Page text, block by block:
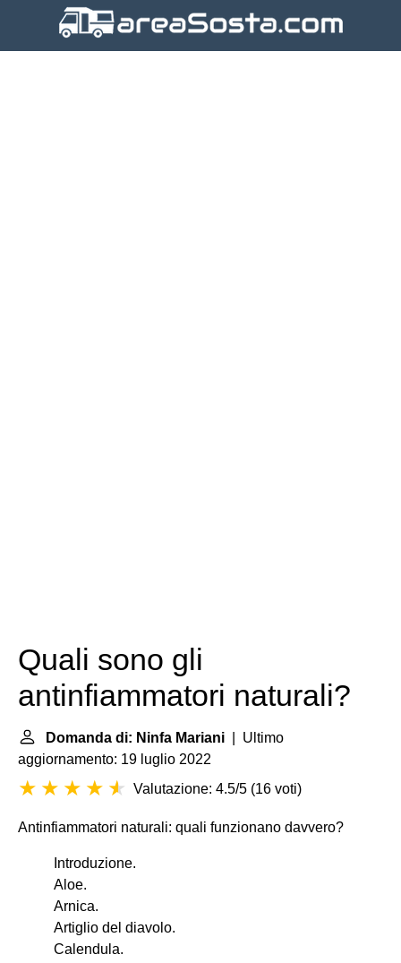
Quali sono gli
antinfiammatori naturali?
Domanda di: Ninfa Mariani | Ultimo
aggiornamento: 19 luglio 2022
Valutazione: 4.5/5 (16 voti)
Antinfiammatori naturali: quali funzionano davvero?
Introduzione.
Aloe.
Arnica.
Artiglio del diavolo.
Calendula.